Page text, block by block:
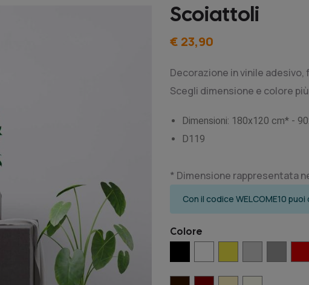
Scoiattoli
€ 23,90
Decorazione in vinile adesivo,
Scegli dimensione e colore
Dimensioni: 180x120 cm* -
D119
* Dimensione rappresentata
Con il codice WELCOME10
Colore